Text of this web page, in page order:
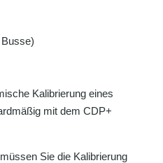
Kalibrierung eines
mit dem CDP+
Sie die Kalibrierung